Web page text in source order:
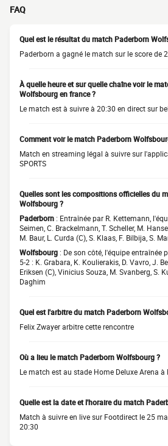
FAQ
Quel est le résultat du match Paderborn
Paderborn a gagné le match sur le score de
À quelle heure et sur quelle chaîne voir le
Wolfsbourg en france ?
Le match est à suivre à 20:30 en direct sur
Comment voir le match Paderborn
Match en streaming légal à suivre sur
SPORTS
Quelles sont les compositions officielles du
Wolfsbourg ?
Paderborn : Entraînée par R. Kettemann,
Seimen, C. Brackelmann, T. Scheller, M.
M. Baur, L. Curda (C), S. Klaas, F. Bilbija, S.
Wolfsbourg : De son côté, l'équipe entraînée
5-2 : K. Grabara, K. Koulierakis, D. Vavro, J.
Eriksen (C), Vinicius Souza, M. Svanberg, S.
Daghim
Quel est l'arbitre du match Paderborn
Felix Zwayer arbitre cette rencontre
Où a lieu le match Paderborn Wolfsbourg ?
Le match est au stade Home Deluxe Arena à
Quelle est la date et l'horaire du match
Match à suivre en live sur Footdirect le 25
20:30